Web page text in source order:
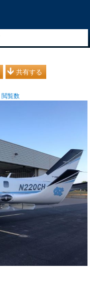
共有する
閲覧数